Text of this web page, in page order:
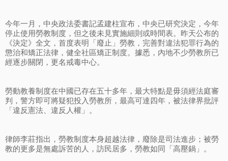
今年一月，中央政法委書記孟建柱宣布，中央已研究決定，今年
停止使用勞教制度，但之後未見實施細則或時間表。昨天公布的
《決定》全文，首度表明「廢止」勞教，完善對違法犯罪行為的
懲治和矯正法律，健全社區矯正制度。據悉，內地不少勞教所已
經逐步關閉，更名戒毒中心。
勞動教養制度在中國已存在五十多年，最大特點是毋須經法庭審
判，警方即可將疑犯投入勞教所，最高可達四年，被法律界批評
「違反憲法、違反人權」。
律師李莊指出，勞教制度本身超越法律，廢除是司法進步；被勞
教的更多是無處訴苦的人，訪民居多，勞教如同「高壓鍋」。